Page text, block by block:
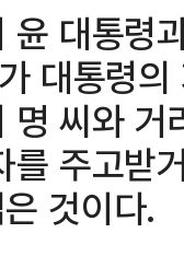
윤 대통령
대통령
씨와
를 주고받
것이다.